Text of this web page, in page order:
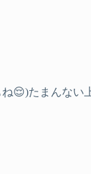
😌)たまんない